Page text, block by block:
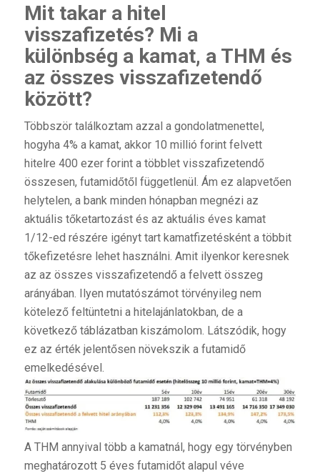
Mit takar a hitel
visszafizetés? Mi a
különbség a kamat, a THM és
az összes visszafizetendő
között?
Többször találkoztam azzal a gondolatmenettel,
hogyha 4% a kamat, akkor 10 millió forint felvett
hitelre 400 ezer forint a többlet visszafizetendő
összesen, futamidőtől függetlenül. Ám ez alapvetően
helytelen, a bank minden hónapban megnézi az
aktuális tőketartozást és az aktuális éves kamat
1/12-ed részére igényt tart kamatfizetésként a többit
tőkefizetésre lehet használni. Amit ilyenkor keresnek
az az összes visszafizetendő a felvett összeg
arányában. Ilyen mutatószámot törvényileg nem
kötelező feltüntetni a hitelajánlatokban, de a
következő táblázatban kiszámolom. Látszódik, hogy
ez az érték jelentősen növekszik a futamidő
emelkedésével.
A THM annyival több a kamatnál, hogy egy törvényben
meghatározott 5 éves futamidőt alapul véve